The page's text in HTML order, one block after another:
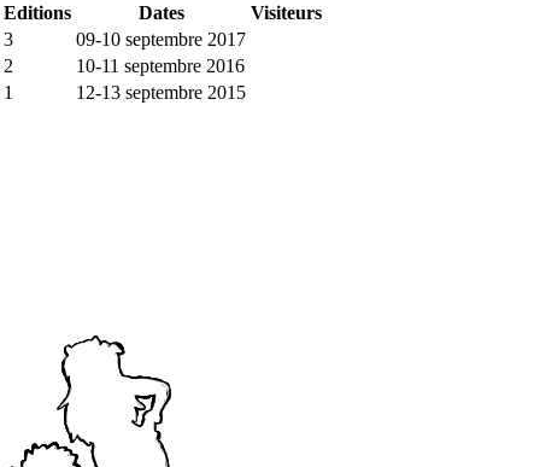
Editions Dates
Visiteurs
3
09-10 septembre 2017
2
10-11 septembre 2016
1
12-13 septembre 2015